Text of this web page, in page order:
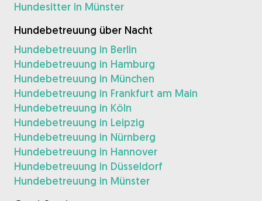
Hundesitter in Münster
Hundebetreuung über Nacht
Hundebetreuung in Berlin
Hundebetreuung in Hamburg
Hundebetreuung in München
Hundebetreuung in Frankfurt am Main
Hundebetreuung in Köln
Hundebetreuung in Leipzig
Hundebetreuung in Nürnberg
Hundebetreuung in Hannover
Hundebetreuung in Düsseldorf
Hundebetreuung in Münster